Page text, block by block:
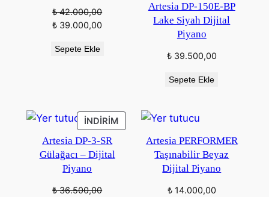
₺42.000,00
Orijinal
₺ 42.000,00.
₺ 39.000,00
Sepete Ekle
Artesia DP-150E-BP
Lake Siyah Dijital
Piyano
₺39.500,00
Sepete Ekle
İNDIRIMİNDIRIMDEKI
ÜRÜN
Artesia DP-3-SR
Gülağacı – Dijital
Piyano
₺36.500,00
Artesia PERFORMER
Taşınabilir Beyaz
Dijital Piyano
₺14.000,00